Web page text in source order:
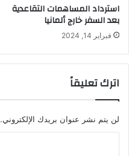
استرداد المساهمات التقاعدية
بعد السفر خارج ألمانيا
فبراير 14, 2024
اترك تعليقاً
لن يتم نشر عنوان بريدك الإلكتروني.